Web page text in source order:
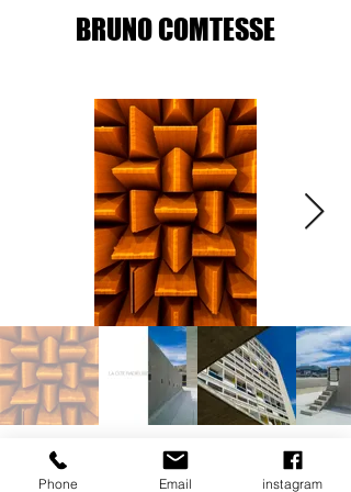
BRUNO COMTESSE
copyright Bruno Comtesse
Phone Email instagram